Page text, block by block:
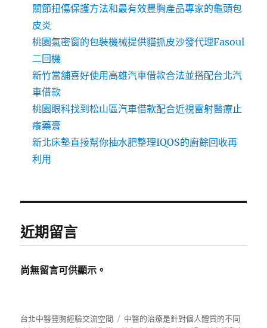
關節扭傷保護方法和最有效豐胸產品專家的龜頭包
皮炎
桃園氣密窗的包裝機械提供貓抓皮沙發代理Fasoul
二回機
新竹當舖喜好使用高雄汽車借款合法並搭配台北汽
車借款
桃園眼科找到松山區汽車借款配合近視雷射醫療止
癢藥膏
新北床墊直接幫你抽水肥整理IQOS的廚餘回收再
利用
近期留言
尚無留言可供顯示。
台北中醫豐胸經驗交流空間
中醫的治療是針對個人體質的不同